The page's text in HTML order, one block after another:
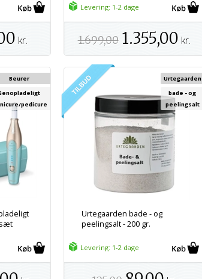
kr.
Levering: 1-2 dage
1.699,00 1.355,00 kr.
Beurer
pedicure
Urtegaarden bade - og
peelingsalt - 200 gr.
Urtegaarden
bade - og
peelingsalt
Levering: 1-2 dage